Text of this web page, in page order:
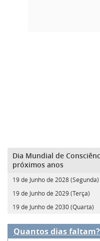
Dia Mundial de
próximos anos
19 de Junho de 2028 (Segunda)
19 de Junho de 2029 (Terça)
19 de Junho de 2030 (Quarta)
Quantos dias faltam?